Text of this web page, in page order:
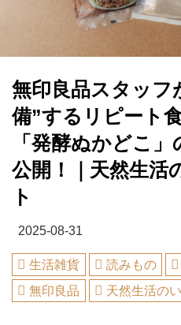
無印良品スタッフ
備”するリピート
「発酵ぬかどこ
公開！｜天然生活
ト
2025-08-31
生活雑貨 読みもの
無印良品
天然生活の